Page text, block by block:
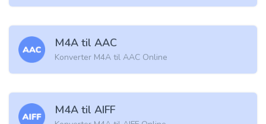
M4A til AAC
Konverter M4A til AAC Online
M4A til AIFF